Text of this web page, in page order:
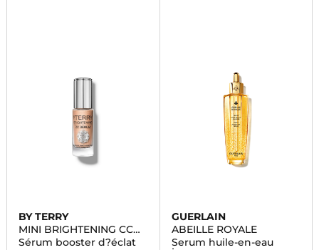
BY TERRY
MINI BRIGHTENING CC
SERUM
Sérum booster d?éclat
GUERLAIN
ABEILLE ROYALE
Serum huile-en-eau